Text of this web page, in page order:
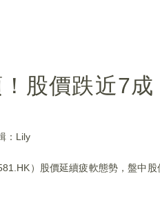
！股價跌近7
：Lily
）股價延續疲軟態勢，盤中